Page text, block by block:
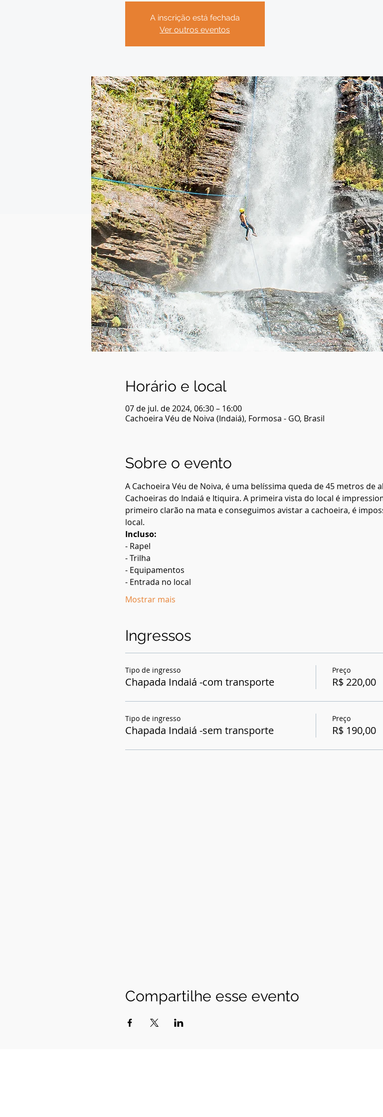
A inscrição está fechada
Ver outros eventos
Horário e local
07 de jul. de 2024, 06:30 – 16:00
Cachoeira Véu de Noiva (Indaiá), Formosa - GO, Brasil
Sobre o evento
A Cachoeira Véu de Noiva, é uma belíssima queda de 45 metros
Cachoeiras do Indaiá e Itiquira. A primeira vista do local é
primeiro clarão na mata e conseguimos avistar a cachoeira, é
local.
Incluso:
- Rapel
- Trilha
- Equipamentos
- Entrada no local
Mostrar mais
Ingressos
Tipo de ingresso
Chapada Indaiá -com transporte
Preço
R$ 220,00
Tipo de ingresso
Chapada Indaiá -sem transporte
Preço
R$ 190,00
Compartilhe esse evento